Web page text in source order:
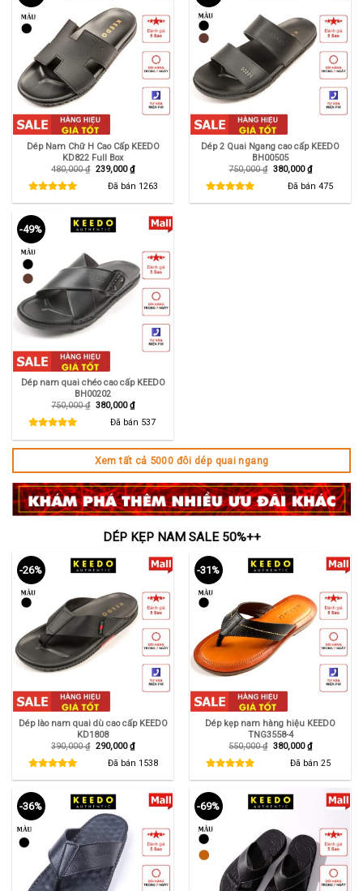
Dép Nam Chữ H Cao Cấp KEEDO
KD822 Full Box
480,000₫ Giá
480,000 ₫.
239,000₫Giá
hiện
tại
là:
239,000 ₫.
Đã bán 1263
Dép 2 Quai Ngang cao cấp KEEDO
BH00505
750,000₫ Giá
750,000 ₫.
380,000₫Giá
hiện
tại
là:
380,000 ₫.
Đã bán 475
-49%
Dép nam quai chéo cao cấp KEEDO
BH00202
750,000₫ Giá
380,000₫Giá
hiện
tại
Đã bán 537
Xem tất cả 5000 đôi dép quai ngang
DÉP KẸP NAM SALE 50%++
-26%
Dép lào nam quai dù cao cấp KEEDO
KD1808
390,000₫ Giá
390,000 ₫.
290,000₫Giá
hiện
tại
là:
290,000 ₫.
Đã bán 1538
-31%
Dép kẹp nam hàng hiệu KEEDO
TNG3558-4
550,000₫ Giá
550,000 ₫.
380,000₫Giá
hiện
tại
là:
380,000 ₫.
Đã bán 25
-36% -69%